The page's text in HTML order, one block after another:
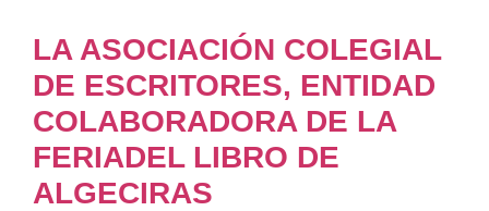
LA ASOCIACIÓN COLEGIAL
DE ESCRITORES, ENTIDAD
COLABORADORA DE LA
FERIADEL LIBRO DE
ALGECIRAS